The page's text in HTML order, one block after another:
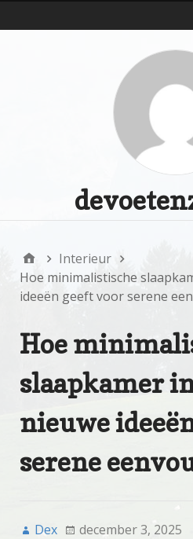
Interieur
Hoe minimalistische
ideeën geeft voor serene
Hoe
slaapkamer
nieuwe
serene
Dex december 3, 2025